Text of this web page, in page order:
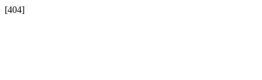
[404]